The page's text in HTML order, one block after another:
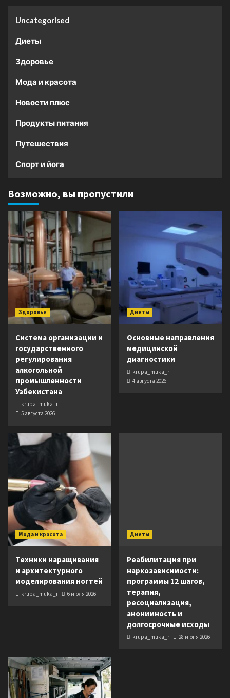
Uncategorised
Диеты
Здоровье
Мода и красота
Новости плюс
Продукты питания
Путешествия
Спорт и йога
Возможно, вы пропустили
Здоровье
Система организации и
государственного
регулирования
алкогольной
промышленности
Узбекистана
krupa_muka_r
5 августа 2026
Диеты
Основные направления
медицинской
диагностики
krupa_muka_r
4 августа 2026
Мода и красота
Техники наращивания
и архитектурного
моделирования ногтей
krupa_muka_r 6 июля 2026
Диеты
Реабилитация при
наркозависимости:
программы 12 шагов,
терапия,
ресоциализация,
анонимность и
долгосрочные исходы
krupa_muka_r 28 июня 2026